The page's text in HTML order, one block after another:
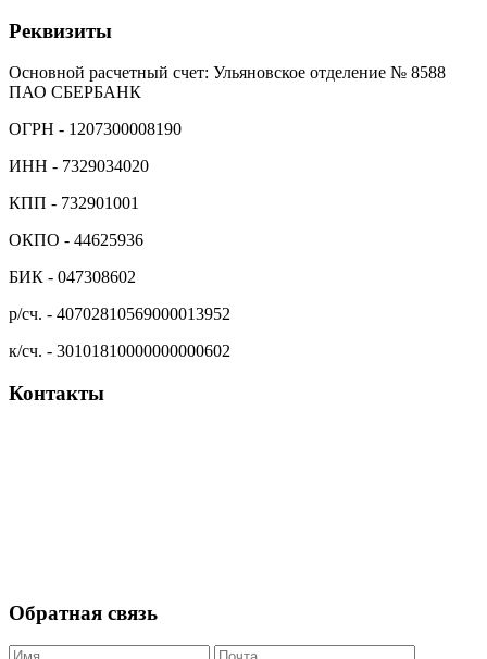
Реквизиты
Основной расчетный счет: Ульяновское отделение № 8588
ПАО СБЕРБАНК
ОГРН - 1207300008190
ИНН - 7329034020
КПП - 732901001
ОКПО - 44625936
БИК - 047308602
р/сч. - 40702810569000013952
к/сч. - 30101810000000000602
Контакты
Обратная связь